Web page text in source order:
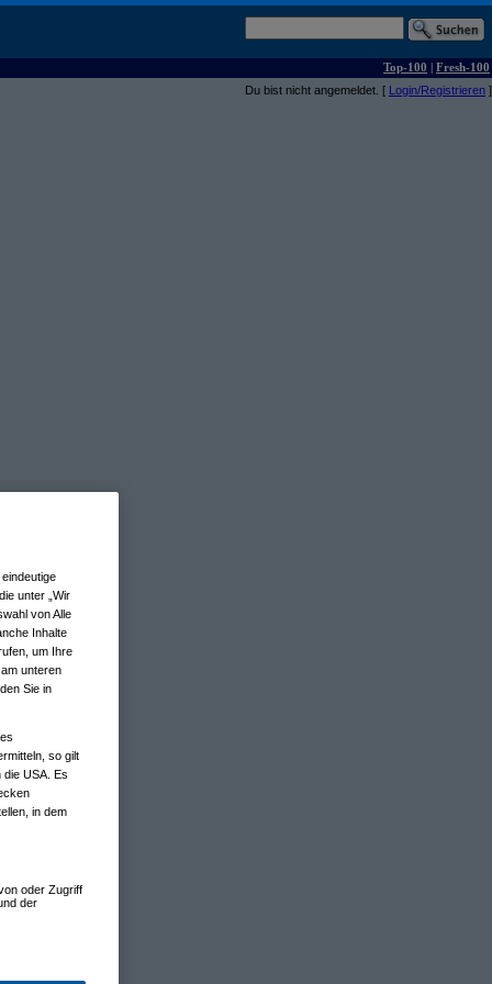
Top-100 | Fresh-100
Du bist nicht angemeldet. [ Login/Registrieren ]
unter „Wir
von Alle
Inhalte
um Ihre
unteren
Sie in
so gilt
die USA. Es
in dem
oder Zugriff
der